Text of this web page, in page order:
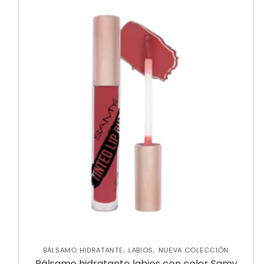
BÁLSAMO HIDRATANTE, LABIOS, NUEVA COLECCIÓN